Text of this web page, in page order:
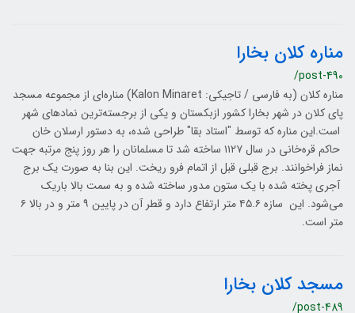
مناره کلان بخارا
/post-490
مناره کلان (به فارسی / تاجیکی: Kalon Minaret) مناره‌ای از مجموعه مسجد
پای‌ کلان در شهر بخارا کشور ازبکستان و یکی از برجسته‌ترین نمادهای شهر
است.این مناره که توسط "استاد بقا" طراحی شده، به دستور ارسلان‌ خان
حاکم قره‌خانی در سال ۱۱۲۷ ساخته شد تا مسلمانان را هر روز پنج مرتبه جهت
نماز فراخوانند. برج قبلی قبل از اتمام فرو ریخت. این بنا به صورت یک برج
آجری پخته شده با یک ستون مدور ساخته شده و به سمت بالا باریک
می‌شود. این سازه ۴۵.۶ متر ارتفاع دارد و قطر آن در پایین ۹ متر و در بالا ۶
متر است.
مسجد کلان بخارا
/post-489